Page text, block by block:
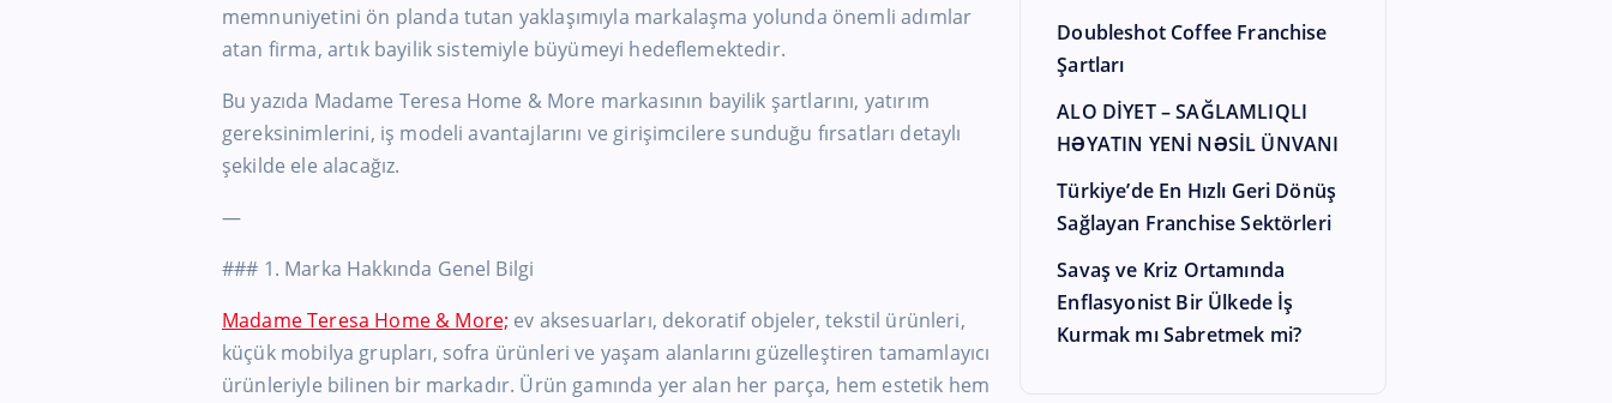
memnuniyetini ön planda tutan yaklaşımıyla markalaşma yolunda önemli adımlar
atan firma, artık bayilik sistemiyle büyümeyi hedeflemektedir.
Bu yazıda Madame Teresa Home & More markasının bayilik şartlarını, yatırım
gereksinimlerini, iş modeli avantajlarını ve girişimcilere sunduğu fırsatları detaylı
şekilde ele alacağız.
—
### 1. Marka Hakkında Genel Bilgi
Madame Teresa Home & More; ev aksesuarları, dekoratif objeler, tekstil ürünleri,
küçük mobilya grupları, sofra ürünleri ve yaşam alanlarını güzelleştiren tamamlayıcı
ürünleriyle bilinen bir markadır. Ürün gamında yer alan her parça, hem estetik hem
Doubleshot Coffee Franchise
Şartları
ALO DİYET – SAĞLAMLIQLI
HƏYATIN YENİ NƏSİL ÜNVANI
Türkiye’de En Hızlı Geri Dönüş
Sağlayan Franchise Sektörleri
Savaş ve Kriz Ortamında
Enflasyonist Bir Ülkede İş
Kurmak mı Sabretmek mi?